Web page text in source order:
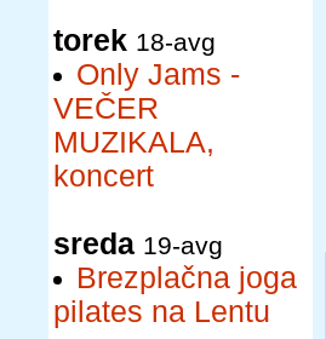
torek 18-avg
Only Jams -
VEČER
MUZIKALA,
koncert
sreda 19-avg
Brezplačna joga
pilates na Lentu